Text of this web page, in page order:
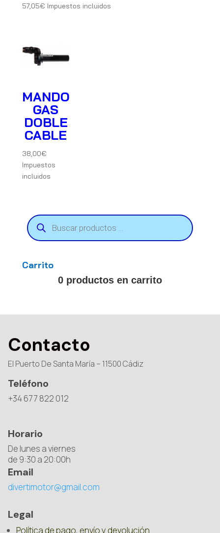
57,05€ Impuestos incluidos
MANDO
GAS
DOBLE
CABLE
38,00€
Impuestos
incluidos
Búsqueda
de
productos
Carrito
0 productos en carrito
Contacto
El Puerto De Santa María – 11500 Cádiz
Teléfono
+34 677 822 012
Horario
De lunes a viernes
de 9:30 a 20:00h
Email
divertimotor@gmail.com
Legal
Política de pago, envío y devolución